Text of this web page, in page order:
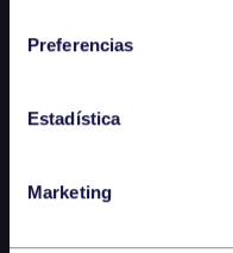
Preferencias
Estadística
Marketing